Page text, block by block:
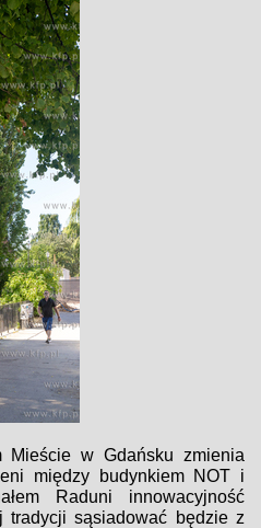
Mieście w Gdańsku zmienia
między budynkiem NOT i
Raduni innowacyjność
tradycji sąsiadować będzie z